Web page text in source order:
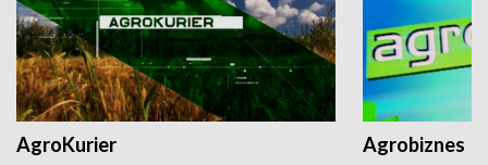
AgroKurier Agrobiznes